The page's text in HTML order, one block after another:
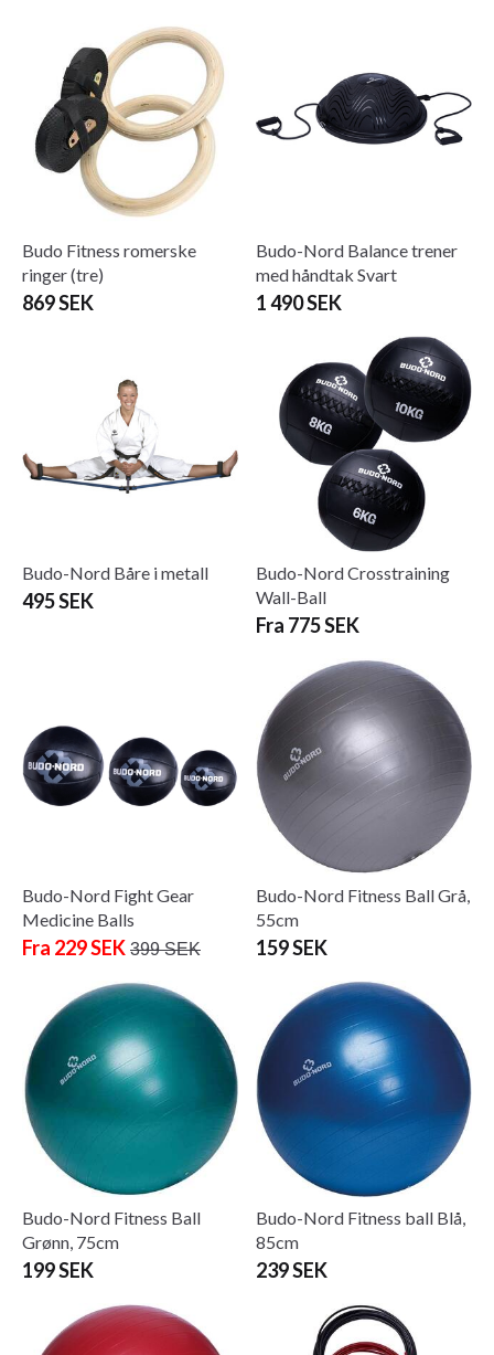
Budo Fitness romerske
ringer (tre)
869 SEK
Budo-Nord Balance trener
med håndtak Svart
1 490 SEK
Budo-Nord Båre i metall
495 SEK
Budo-Nord Crosstraining
Wall-Ball
Fra 775 SEK
Budo-Nord Fight Gear
Medicine Balls
Fra 229 SEK 399 SEK
Budo-Nord Fitness Ball Grå,
55cm
159 SEK
Budo-Nord Fitness Ball
Grønn, 75cm
199 SEK
Budo-Nord Fitness ball Blå,
85cm
239 SEK